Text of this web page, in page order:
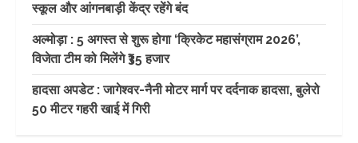
स्कूल और आंगनबाड़ी केंद्र रहेंगे बंद
अल्मोड़ा : 5 अगस्त से शुरू होगा ‘क्रिकेट महासंग्राम 2026’,
विजेता टीम को मिलेंगे ₹35 हजार
हादसा अपडेट : जागेश्वर-नैनी मोटर मार्ग पर दर्दनाक हादसा, बुलेरो
50 मीटर गहरी खाई में गिरी